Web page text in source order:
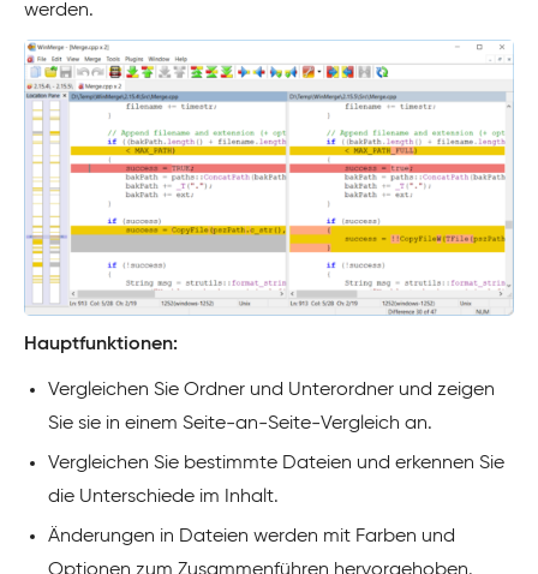
werden.
Hauptfunktionen:
Vergleichen Sie Ordner und Unterordner und zeigen
Sie sie in einem Seite-an-Seite-Vergleich an.
Vergleichen Sie bestimmte Dateien und erkennen Sie
die Unterschiede im Inhalt.
Änderungen in Dateien werden mit Farben und
Optionen zum Zusammenführen hervorgehoben.